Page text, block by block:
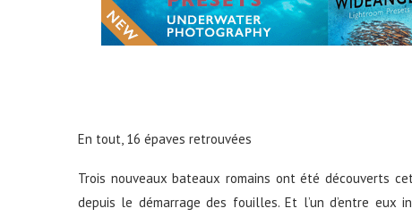
En tout, 16 épaves retrouvées
Trois nouveaux bateaux romains ont été découverts
depuis le démarrage des fouilles. Et l’un d’entre